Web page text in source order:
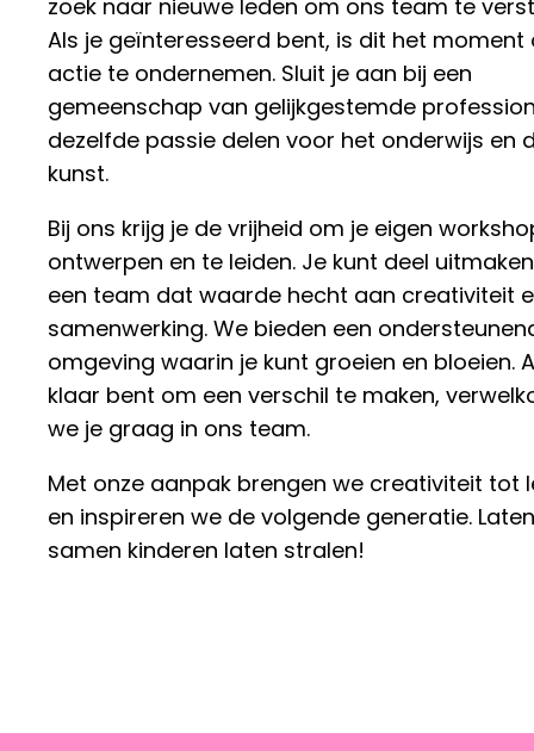
zoek naar nieuwe leden om ons team te
Als je geïnteresseerd bent, is dit het moment
actie te ondernemen. Sluit je aan bij een
gemeenschap van gelijkgestemde
dezelfde passie delen voor het onderwijs en
kunst.
Bij ons krijg je de vrijheid om je eigen
ontwerpen en te leiden. Je kunt deel
een team dat waarde hecht aan creativiteit
samenwerking. We bieden een
omgeving waarin je kunt groeien en bloeien.
klaar bent om een verschil te maken,
we je graag in ons team.
Met onze aanpak brengen we creativiteit tot
en inspireren we de volgende generatie.
samen kinderen laten stralen!